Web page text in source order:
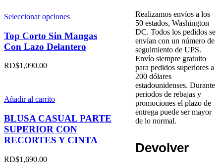
Realizamos envíos a los
50 estados, Washington
DC. Todos los pedidos se
envían con un número de
seguimiento de UPS.
Envío siempre gratuito
para pedidos superiores a
200 dólares
estadounidenses. Durante
periodos de rebajas y
promociones el plazo de
entrega puede ser mayor
de lo normal.
Devolver
Seleccionar opcionesEste
tiene
múltiples
variantes.
la
página
de
producto
Top Corto Sin Mangas
Con Lazo Delantero
RD$1,090.00
Añadir al carrito
BLUSA CASUAL PARTE
SUPERIOR CON
RECORTES Y CINTA
RD$1,690.00